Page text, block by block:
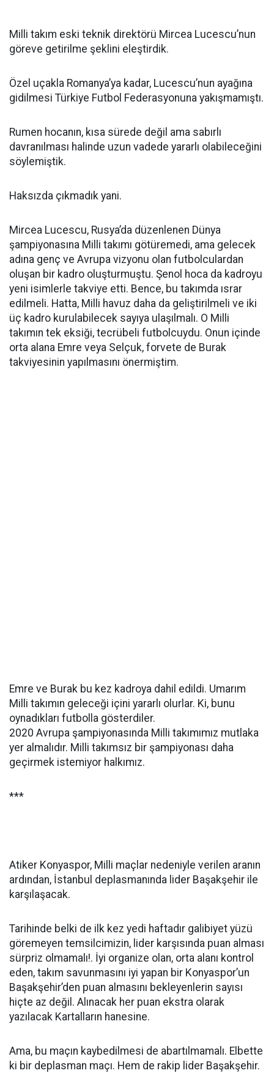
Milli takım eski teknik direktörü Mircea Lucescu’nun
göreve getirilme şeklini eleştirdik.
Özel uçakla Romanya’ya kadar, Lucescu’nun ayağına
gidilmesi Türkiye Futbol Federasyonuna yakışmamıştı.
Rumen hocanın, kısa sürede değil ama sabırlı
davranılması halinde uzun vadede yararlı olabileceğini
söylemiştik.
Haksızda çıkmadık yani.
Mircea Lucescu, Rusya’da düzenlenen Dünya
şampiyonasına Milli takımı götüremedi, ama gelecek
adına genç ve Avrupa vizyonu olan futbolculardan
oluşan bir kadro oluşturmuştu. Şenol hoca da kadroyu
yeni isimlerle takviye etti. Bence, bu takımda ısrar
edilmeli. Hatta, Milli havuz daha da geliştirilmeli ve iki
üç kadro kurulabilecek sayıya ulaşılmalı. O Milli
takımın tek eksiği, tecrübeli futbolcuydu. Onun içinde
orta alana Emre veya Selçuk, forvete de Burak
takviyesinin yapılmasını önermiştim.
Emre ve Burak bu kez kadroya dahil edildi. Umarım
Milli takımın geleceği içini yararlı olurlar. Ki, bunu
oynadıkları futbolla gösterdiler.
2020 Avrupa şampiyonasında Milli takımımız mutlaka
yer almalıdır. Milli takımsız bir şampiyonası daha
geçirmek istemiyor halkımız.
***
Atiker Konyaspor, Milli maçlar nedeniyle verilen aranın
ardından, İstanbul deplasmanında lider Başakşehir ile
karşılaşacak.
Tarihinde belki de ilk kez yedi haftadır galibiyet yüzü
göremeyen temsilcimizin, lider karşısında puan alması
sürpriz olmamalı!. İyi organize olan, orta alanı kontrol
eden, takım savunmasını iyi yapan bir Konyaspor’un
Başakşehir’den puan almasını bekleyenlerin sayısı
hiçte az değil. Alınacak her puan ekstra olarak
yazılacak Kartalların hanesine.
Ama, bu maçın kaybedilmesi de abartılmamalı. Elbette
ki bir deplasman maçı. Hem de rakip lider Başakşehir.